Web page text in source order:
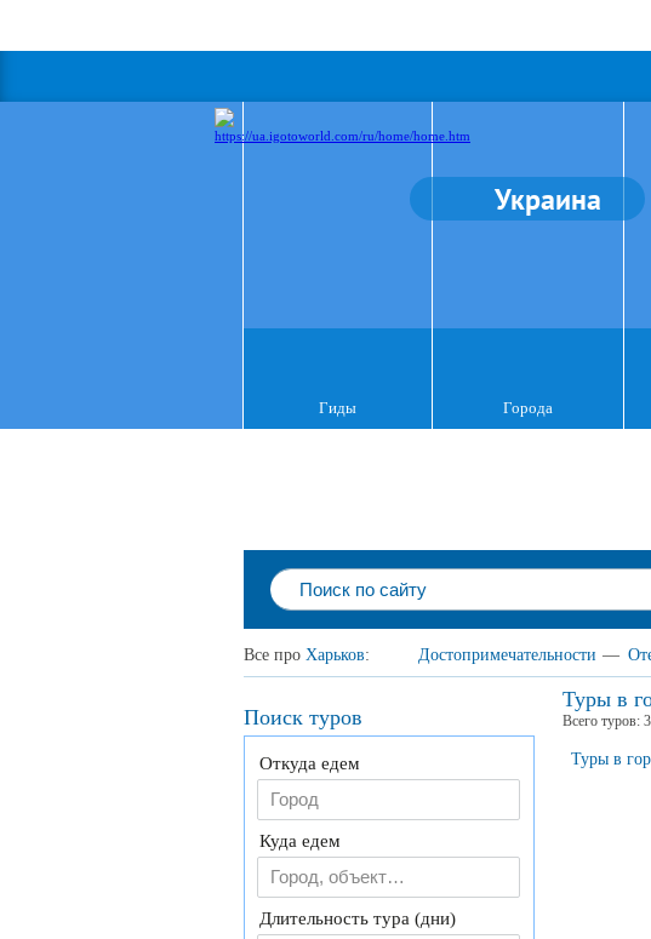
Украина
Гиды Города
Все про Харьков: Достопримечательности —
Туры в
Всего туров: 3
Туры в
Поиск туров
Откуда едем
Куда едем
Длительность тура (дни)